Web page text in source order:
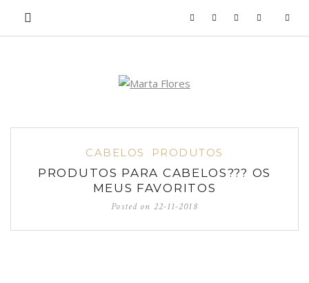
CABELOS PRODUTOS
PRODUTOS PARA CABELOS??? OS
MEUS FAVORITOS
Posted on 22-11-2018